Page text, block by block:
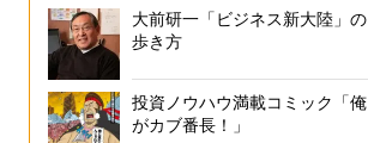
大前研一「ビジネス新大陸」の
歩き方
投資ノウハウ満載コミック「俺
がカブ番長！」